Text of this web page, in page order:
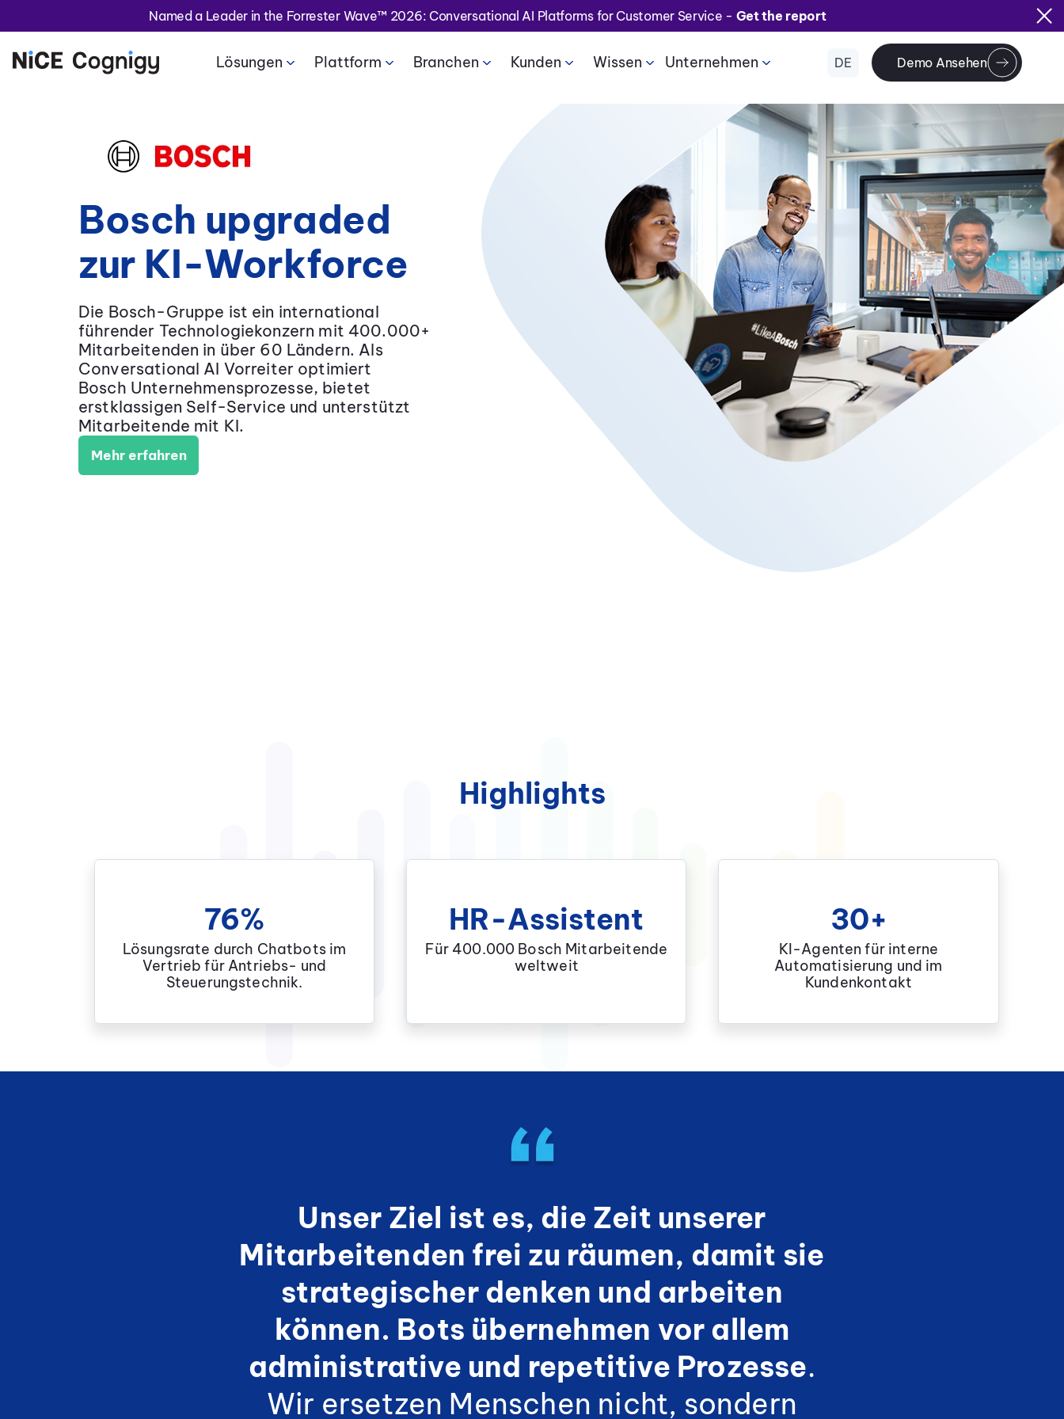
Named a Leader in the Forrester Wave™ 2026: Conversational AI Platforms for Customer Service - Get the report
Lösungen Plattform Branchen Kunden Wissen Unternehmen DE Demo Ansehen
Bosch upgraded
zur KI-Workforce
Die Bosch-Gruppe ist ein international
führender Technologiekonzern mit 400.000+
Mitarbeitenden in über 60 Ländern. Als
Conversational AI Vorreiter optimiert
Bosch Unternehmensprozesse, bietet
erstklassigen Self-Service und unterstützt
Mitarbeitende mit KI.
Mehr erfahren
Highlights
76%
Lösungsrate durch Chatbots im
Vertrieb für Antriebs- und
Steuerungstechnik.
HR-Assistent
Für 400.000 Bosch Mitarbeitende
weltweit
30+
KI-Agenten für interne
Automatisierung und im
Kundenkontakt
Unser Ziel ist es, die Zeit unserer
Mitarbeitenden frei zu räumen, damit sie
strategischer denken und arbeiten
können. Bots übernehmen vor allem
administrative und repetitive Prozesse.
Wir ersetzen Menschen nicht, sondern